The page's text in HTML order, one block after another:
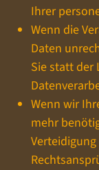
Ihrer
Wenn die
Daten
Sie statt der
Wenn wir
mehr